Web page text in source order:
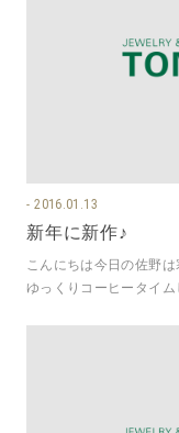
2016.01.13
新年に新作♪
こんにちは今日の佐野
ゆっくりコーヒータイ